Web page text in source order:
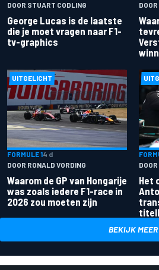
DOOR STUART CODLING
George Lucas is de laatste
die je moet vragen naar F1-
tv-graphics
UITGELICHT
FORMULE 14 d
DOOR RONALD VORDING
Waarom de GP van Hongarije
was zoals iedere F1-race in
2026 zou moeten zijn
Het
BEKIJK MEER